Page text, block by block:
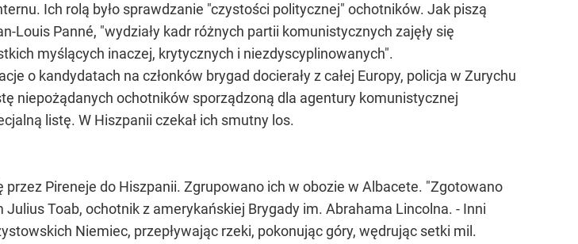
Ich rolą było sprawdzanie "czystości politycznej" ochotników. Jak piszą
Louis Panné, "wydziały kadr różnych partii komunistycznych zajęły się
myślących inaczej, krytycznych i niezdyscyplinowanych".
o kandydatach na członków brygad docierały z całej Europy, policja w Zurychu
niepożądanych ochotników sporządzoną dla agentury komunistycznej
listę. W Hiszpanii czekał ich smutny los.
Pireneje do Hiszpanii. Zgrupowano ich w obozie w Albacete. "Zgotowano
Toab, ochotnik z amerykańskiej Brygady im. Abrahama Lincolna. - Inni
Niemiec, przepływając rzeki, pokonując góry, wędrując setki mil.